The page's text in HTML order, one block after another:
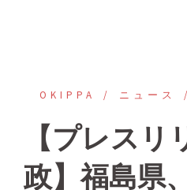
OKIPPA ‎ニュース
【プレス
政】福島県